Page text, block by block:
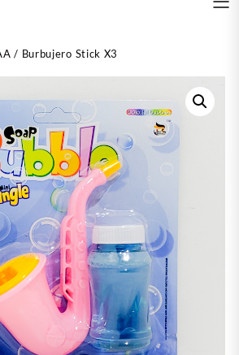
/ Burbujero Stick X3